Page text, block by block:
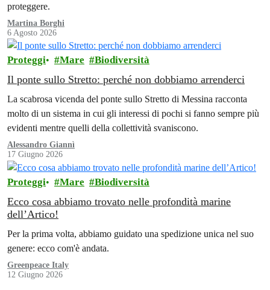
proteggere.
Martina Borghi
6 Agosto 2026
Proteggi Mare Biodiversità
Il ponte sullo Stretto: perché non dobbiamo arrenderci
La scabrosa vicenda del ponte sullo Stretto di Messina racconta
molto di un sistema in cui gli interessi di pochi si fanno sempre più
evidenti mentre quelli della collettività svaniscono.
Alessandro Giannì
17 Giugno 2026
Proteggi Mare Biodiversità
Ecco cosa abbiamo trovato nelle profondità marine
dell’Artico!
Per la prima volta, abbiamo guidato una spedizione unica nel suo
genere: ecco com'è andata.
Greenpeace Italy
12 Giugno 2026